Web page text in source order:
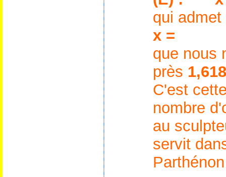
qui
x =
que nous
près 1,618
C'est
nombre
au
servit